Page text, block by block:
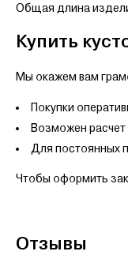
Общая длина
Купить
Мы окажем вам
Покупки
Возможен
Для постоянных
Чтобы оформить
Отзывы